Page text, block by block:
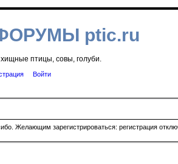
ptic.ru
птицы, совы, голуби.
Войти
Желающим зарегистрироваться: регистрация